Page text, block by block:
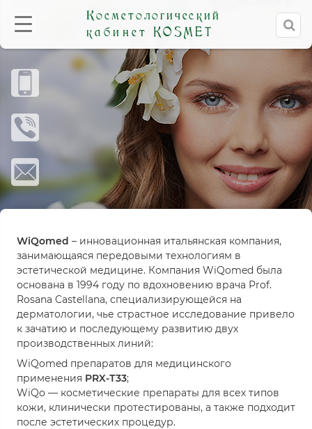
Косметологический
кабинет KOSMET
WiQomed – инновационная итальянская компания,
занимающаяся передовыми технологиям в
эстетической медицине. Компания WiQomed была
основана в 1994 году по вдохновению врача Prof.
Rosana Castellana, специализирующейся на
дерматологии, чье страстное исследование привело
к зачатию и последующему развитию двух
производственных линий:
WiQomed препаратов для медицинского
применения PRX-Т33;
WiQo — косметические препараты для всех типов
кожи, клинически протестированы, а также подходит
после эстетических процедур.